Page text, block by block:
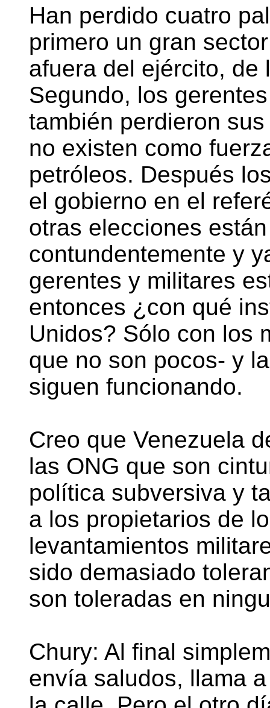
Han perdido cuatro
primero un gran
afuera del ejército, de
Segundo, los
también perdieron
no existen como
petróleos. Después
el gobierno en el
otras elecciones
contundentemente y
gerentes y militares
entonces ¿con qué
Unidos? Sólo con los
que no son pocos- y
siguen funcionando.
Creo que Venezuela
las ONG que son
política subversiva y
a los propietarios de
levantamientos
sido demasiado
son toleradas en
Chury: Al final
envía saludos, llama